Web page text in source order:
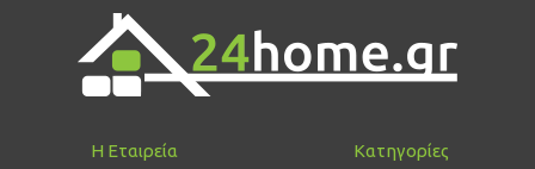
Η Εταιρεία Κατηγορίες